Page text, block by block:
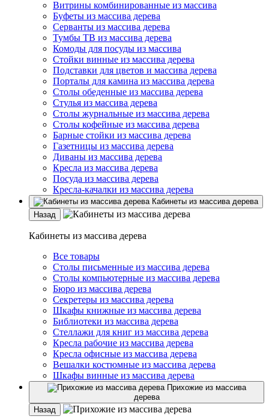
Витрины комбинированные из массива
Буфеты из массива дерева
Серванты из массива дерева
Тумбы ТВ из массива дерева
Комоды для посуды из массива
Стойки винные из массива дерева
Подставки для цветов и массива дерева
Порталы для камина из массива дерева
Столы обеденные из массива дерева
Стулья из массива дерева
Столы журнальные из массива дерева
Столы кофейные из массива дерева
Барные стойки из массива дерева
Газетницы из массива дерева
Диваны из массива дерева
Кресла из массива дерева
Посуда из массива дерева
Кресла-качалки из массива дерева
Кабинеты из массива дерева
Назад
Кабинеты из массива дерева
Все товары
Столы письменные из массива дерева
Столы компьютерные из массива дерева
Бюро из массива дерева
Секретеры из массива дерева
Шкафы книжные из массива дерева
Библиотеки из массива дерева
Стеллажи для книг из массива дерева
Кресла рабочие из массива дерева
Кресла офисные из массива дерева
Вешалки костюмные из массива дерева
Шкафы винные из массива дерева
Прихожие из массива
дерева
Назад